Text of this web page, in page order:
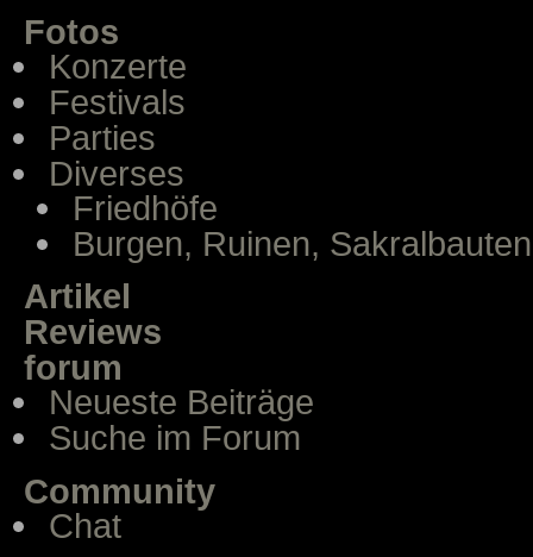
Fotos
Konzerte
Festivals
Parties
Diverses
Friedhöfe
Burgen, Ruinen, Sakralbauten
Artikel
Reviews
forum
Neueste Beiträge
Suche im Forum
Community
Chat